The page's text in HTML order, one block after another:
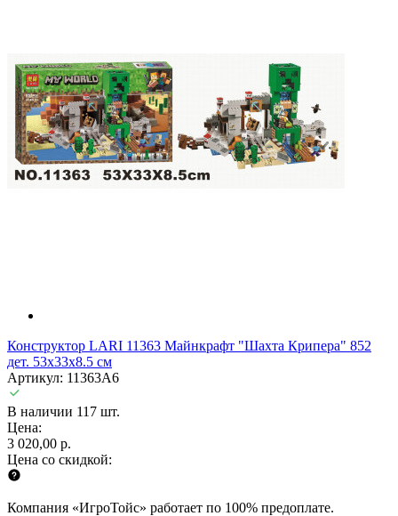
Конструктор LARI 11363 Майнкрафт "Шахта Крипера" 852
дет. 53х33х8.5 см
Артикул: 11363A6
В наличии 117 шт.
Цена:
3 020,00 р.
Цена со скидкой:
Компания «ИгроТойс» работает по 100% предоплате.